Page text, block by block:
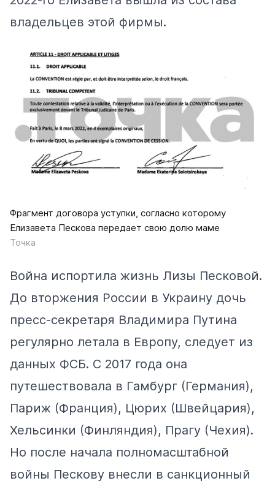
владельцев этой фирмы.
Фрагмент договора уступки, согласно которому
Елизавета Пескова передает свою долю маме
Точка
Война испортила жизнь Лизы Песковой.
До вторжения России в Украину дочь
пресс-секретаря Владимира Путина
регулярно летала в Европу, следует из
данных ФСБ. С 2017 года она
путешествовала в Гамбург (Германия),
Париж (Франция), Цюрих (Швейцария),
Хельсинки (Финляндия), Прагу (Чехия).
Но после начала полномасштабной
войны Пескову внесли в санкционный